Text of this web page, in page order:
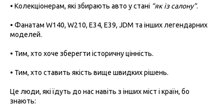
• Колекціонерам, які збирають авто у стані “як із салону”.
• Фанатам W140, W210, E34, E39, JDM та інших легендарних
моделей.
• Тим, хто хоче зберегти історичну цінність.
• Тим, хто ставить якість вище швидких рішень.
Це люди, які їдуть до нас навіть з інших міст і країн, бо
знають: